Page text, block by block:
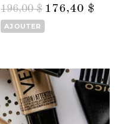
196,00 $ 176,40 $
AJOUTER